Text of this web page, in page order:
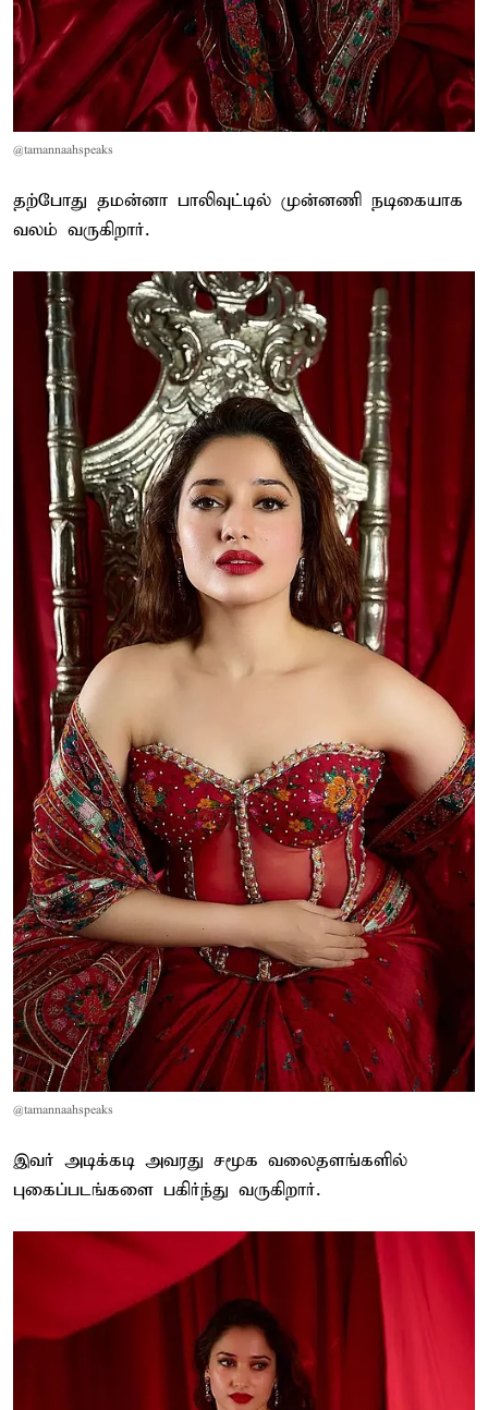
@tamannaahspeaks
தற்போது தமன்னா பாலிவுட்டில் முன்னணி நடிகையாக
வலம் வருகிறார்.
@tamannaahspeaks
இவர் அடிக்கடி அவரது சமூக வலைதளங்களில்
புகைப்படங்களை பகிர்ந்து வருகிறார்.